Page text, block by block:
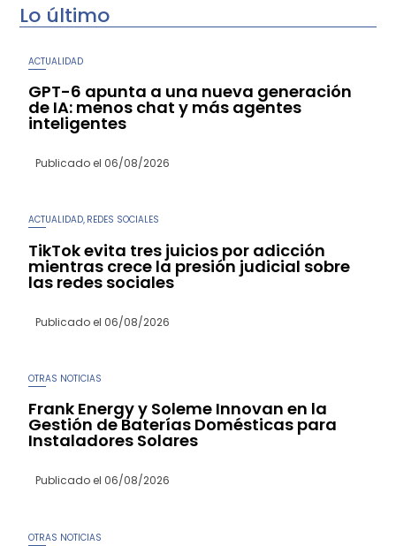
Lo último
ACTUALIDAD
GPT-6 apunta a una nueva generación
de IA: menos chat y más agentes
inteligentes
Publicado el 06/08/2026
ACTUALIDAD, REDES SOCIALES
TikTok evita tres juicios por adicción
mientras crece la presión judicial sobre
las redes sociales
Publicado el 06/08/2026
OTRAS NOTICIAS
Frank Energy y Soleme Innovan en la
Gestión de Baterías Domésticas para
Instaladores Solares
Publicado el 06/08/2026
OTRAS NOTICIAS